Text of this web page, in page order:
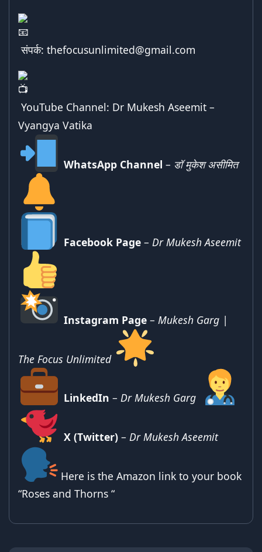
संपर्क: thefocusunlimited@gmail.com
YouTube Channel: Dr Mukesh Aseemit –
Vyangya Vatika
WhatsApp Channel – डॉ मुकेश असीमित
Facebook Page– Dr Mukesh Aseemit
Instagram Page– Mukesh Garg |
The Focus Unlimited
LinkedIn – Dr Mukesh Garg
X (Twitter)– Dr Mukesh Aseemit
Here is the Amazon link to your book
“Roses and Thorns “